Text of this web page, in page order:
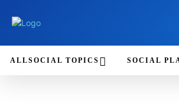
ALLSOCIAL TOPICS SOCIAL